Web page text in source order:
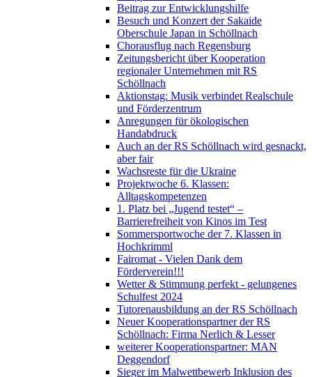
Beitrag zur Entwicklungshilfe
Besuch und Konzert der Sakaide
Oberschule Japan in Schöllnach
Chorausflug nach Regensburg
Zeitungsbericht über Kooperation
regionaler Unternehmen mit RS
Schöllnach
Aktionstag: Musik verbindet Realschule
und Förderzentrum
Anregungen für ökologischen
Handabdruck
Auch an der RS Schöllnach wird gesnackt,
aber fair
Wachsreste für die Ukraine
Projektwoche 6. Klassen:
Alltagskompetenzen
1. Platz bei „Jugend testet“ –
Barrierefreiheit von Kinos im Test
Sommersportwoche der 7. Klassen in
Hochkrimml
Fairomat - Vielen Dank dem
Förderverein!!!
Wetter & Stimmung perfekt - gelungenes
Schulfest 2024
Tutorenausbildung an der RS Schöllnach
Neuer Kooperationspartner der RS
Schöllnach: Firma Nerlich & Lesser
weiterer Kooperationspartner: MAN
Deggendorf
Sieger im Malwettbewerb Inklusion des